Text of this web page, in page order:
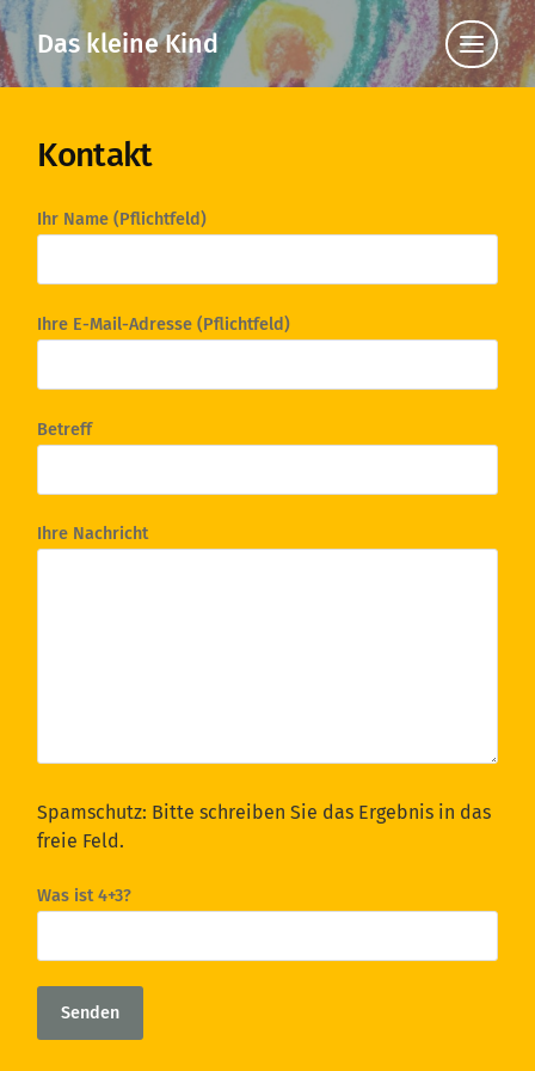
Das kleine Kind
Klicke
hier,
um
Kontakt
Ihr Name (Pflichtfeld)
Ihre E-Mail-Adresse (Pflichtfeld)
Betreff
Ihre Nachricht
Spamschutz: Bitte schreiben Sie das Ergebnis in das
freie Feld.
Was ist 4+3?